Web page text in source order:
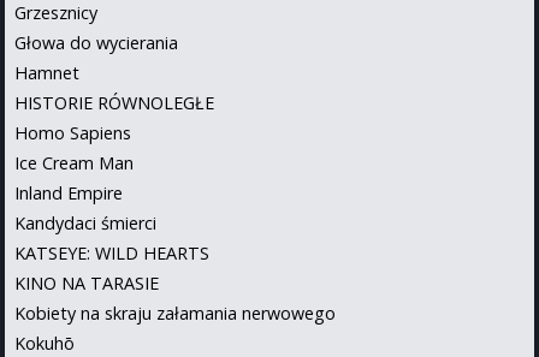
Grzesznicy
Głowa do wycierania
Hamnet
HISTORIE RÓWNOLEGŁE
Homo Sapiens
Ice Cream Man
Inland Empire
Kandydaci śmierci
KATSEYE: WILD HEARTS
KINO NA TARASIE
Kobiety na skraju załamania nerwowego
Kokuhō